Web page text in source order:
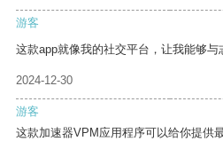
游客
这款app就像我的社交平台，让我能够与
2024-12-30
游客
这款加速器VPM应用程序可以给你提供